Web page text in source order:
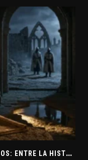
M
ARÍA MAGDALENA Y LOS TEMPLARIOS: ENTRE LA HISTORIA Y EL MISTERIO